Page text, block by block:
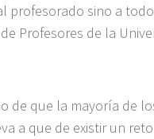
profesorado sino a
Profesores de la
de que la mayoría de
a que de existir un